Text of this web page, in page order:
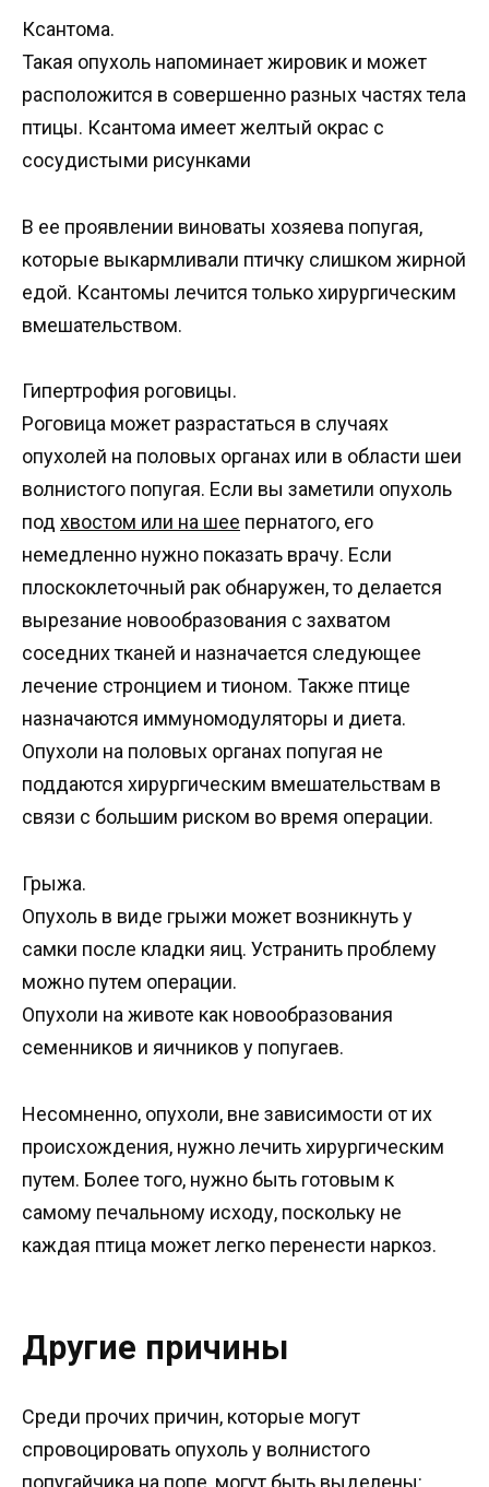
Ксантома.
Такая опухоль напоминает жировик и может
расположится в совершенно разных частях тела
птицы. Ксантома имеет желтый окрас с
сосудистыми рисунками
В ее проявлении виноваты хозяева попугая,
которые выкармливали птичку слишком жирной
едой. Ксантомы лечится только хирургическим
вмешательством.
Гипертрофия роговицы.
Роговица может разрастаться в случаях
опухолей на половых органах или в области шеи
волнистого попугая. Если вы заметили опухоль
под хвостом или на шее пернатого, его
немедленно нужно показать врачу. Если
плоскоклеточный рак обнаружен, то делается
вырезание новообразования с захватом
соседних тканей и назначается следующее
лечение стронцием и тионом. Также птице
назначаются иммуномодуляторы и диета.
Опухоли на половых органах попугая не
поддаются хирургическим вмешательствам в
связи с большим риском во время операции.
Грыжа.
Опухоль в виде грыжи может возникнуть у
самки после кладки яиц. Устранить проблему
можно путем операции.
Опухоли на животе как новообразования
семенников и яичников у попугаев.
Несомненно, опухоли, вне зависимости от их
происхождения, нужно лечить хирургическим
путем. Более того, нужно быть готовым к
самому печальному исходу, поскольку не
каждая птица может легко перенести наркоз.
Другие причины
Среди прочих причин, которые могут
спровоцировать опухоль у волнистого